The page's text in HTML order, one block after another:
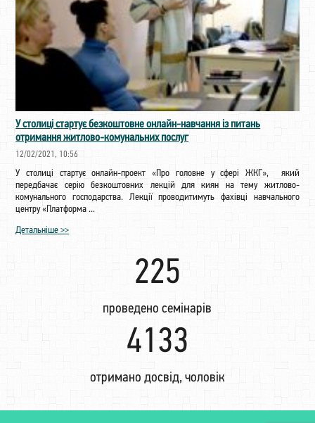
У столиці стартує безкоштовне онлайн-навчання із питань
отримання житлово-комунальних послуг
12/02/2021, 10:56
У столиці стартує онлайн-проект «Про головне у сфері ЖКГ», який
передбачає серію безкоштовних лекцій для киян на тему житлово-
комунального господарства. Лекції проводитимуть фахівці навчального
центру «Платформа ...
Детальніше >>
225
проведено семінарів
4325
отримано досвід, чоловік